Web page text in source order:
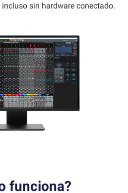
sin hardware conectado.
funciona?